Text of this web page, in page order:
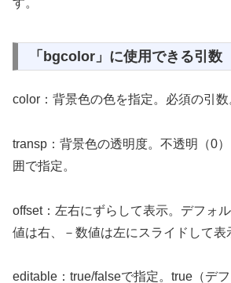
す。
「bgcolor」に使用できる引数
color：背景色の色を指定。必須の引数
transp：背景色の透明度。不透明（0
囲で指定。
offset：左右にずらして表示。デフォ
値は右、－数値は左にスライドして表
editable：true/falseで指定。true（デフ